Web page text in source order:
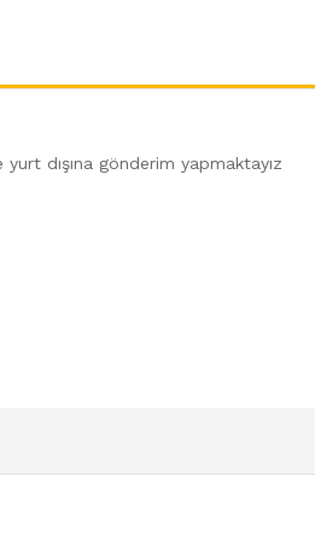
dışına gönderim yapmaktayız